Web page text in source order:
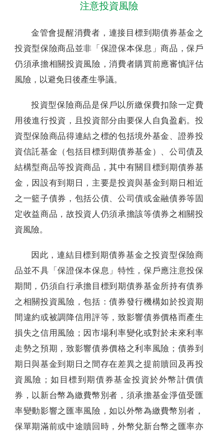
注意投資風險
金管會提醒消費者，連接目標到期債券基金之
投資型保險商品並非「保證保本保息」商品，保戶
仍須承擔相關投資風險，消費者購買前應審慎評估
風險，以避免日後產生爭議。
投資型保險商品是保戶以所繳保費扣除一定費
用後進行投資，且投資部分由要保人自負盈虧。投
資型保險商品得連結之標的包括境外基金、證券投
資信託基金（包括目標到期債券基金）、公司債及
結構型商品等投資商品，其中有關目標到期債券基
金，因設有到期日，主要是投資與基金到期日相近
之一籃子債券，包括公債、公司債或金融債券等固
定收益商品，故投資人仍須承擔該等債券之相關投
資風險。
因此，連結目標到期債券基金之投資型保險商
品並不具「保證保本保息」特性，保戶應注意投保
期間，仍須自行承擔目標到期債券基金所持有債券
之相關投資風險，包括：債券發行機構如於投資期
間違約或被調降信用評等，致影響債券價格而產生
損失之信用風險；因市場利率變化或對於未來利率
走勢之預期，致影響債券價格之利率風險；債券到
期日與基金到期日之間存在差異之提前贖回及再投
資風險；如目標到期債券基金投資於外幣計價債
券，以新台幣為繳費幣別者，須承擔基金淨值受匯
率變動影響之匯率風險，如以外幣為繳費幣別者，
保單期滿前或中途贖回時，外幣兌新台幣之匯率亦